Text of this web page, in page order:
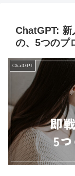
ChatGPT: 新
の、5つのプ
ChatGPT